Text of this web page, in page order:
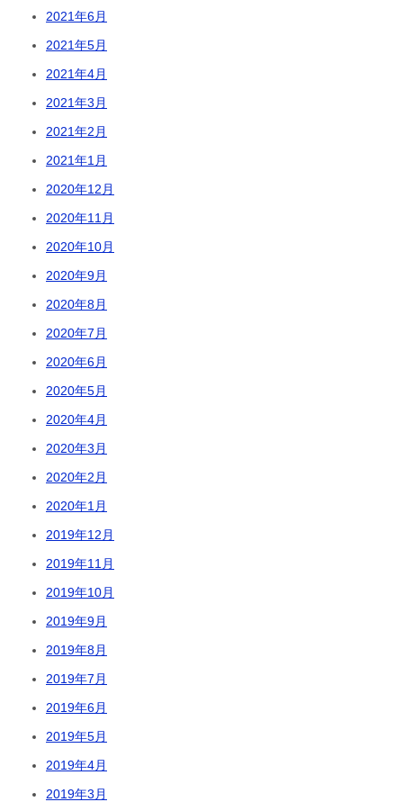
2021年6月
2021年5月
2021年4月
2021年3月
2021年2月
2021年1月
2020年12月
2020年11月
2020年10月
2020年9月
2020年8月
2020年7月
2020年6月
2020年5月
2020年4月
2020年3月
2020年2月
2020年1月
2019年12月
2019年11月
2019年10月
2019年9月
2019年8月
2019年7月
2019年6月
2019年5月
2019年4月
2019年3月